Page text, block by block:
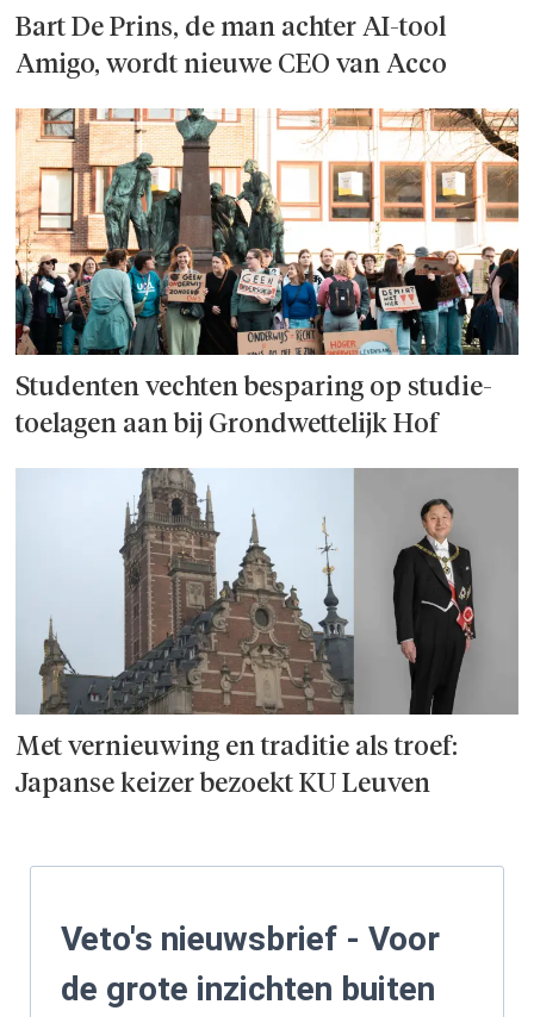
Bart De Prins, de man achter AI-tool
Amigo, wordt nieuwe CEO van Acco
Studenten vechten besparing op studie­
toelagen aan bij Grondwettelijk Hof
Met vernieuwing en traditie als troef:
Japanse keizer bezoekt KU Leuven
Veto's nieuwsbrief - Voor
de grote inzichten buiten